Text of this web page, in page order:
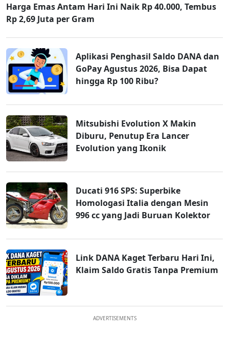
Harga Emas Antam Hari Ini Naik Rp 40.000, Tembus
Rp 2,69 Juta per Gram
Aplikasi Penghasil Saldo DANA dan
GoPay Agustus 2026, Bisa Dapat
hingga Rp 100 Ribu?
Mitsubishi Evolution X Makin
Diburu, Penutup Era Lancer
Evolution yang Ikonik
Ducati 916 SPS: Superbike
Homologasi Italia dengan Mesin
996 cc yang Jadi Buruan Kolektor
Link DANA Kaget Terbaru Hari Ini,
Klaim Saldo Gratis Tanpa Premium
ADVERTISEMENTS